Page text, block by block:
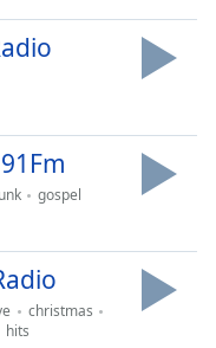
gospel
christmas
hits